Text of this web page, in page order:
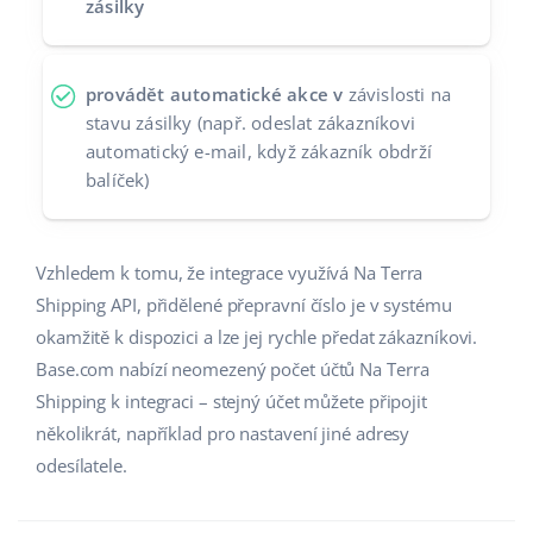
zásilky
provádět automatické akce v závislosti na
stavu zásilky (např. odeslat zákazníkovi
automatický e-mail, když zákazník obdrží
balíček)
Vzhledem k tomu, že integrace využívá Na Terra
Shipping API, přidělené přepravní číslo je v systému
okamžitě k dispozici a lze jej rychle předat zákazníkovi.
Base.com nabízí neomezený počet účtů Na Terra
Shipping k integraci – stejný účet můžete připojit
několikrát, například pro nastavení jiné adresy
odesílatele.